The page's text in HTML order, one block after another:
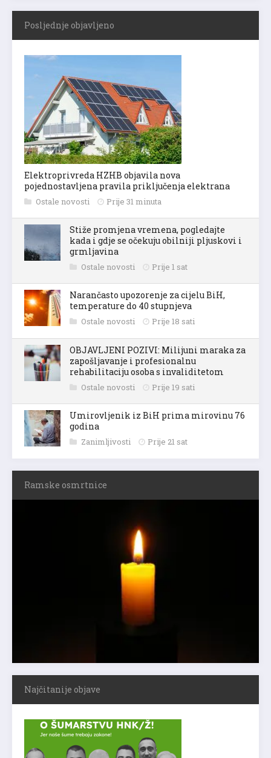
Posljednje objavljeno
Elektroprivreda HZHB objavila nova
pojednostavljena pravila priključenja elektrana
Ostale novosti Prije 31 minuta
Stiže promjena vremena, pogledajte
kada i gdje se očekuju obilniji pljuskovi i
grmljavina
Ostale novosti Prije 1 sat
Narančasto upozorenje za cijelu BiH,
temperature do 40 stupnjeva
Ostale novosti Prije 18 sati
OBJAVLJENI POZIVI: Milijuni maraka za
zapošljavanje i profesionalnu
rehabilitaciju osoba s invaliditetom
Ostale novosti Prije 19 sati
Umirovljenik iz BiH prima mirovinu 76
godina
Zanimljivosti Prije 21 sat
Ramske osmrtnice
Najčitanije objave